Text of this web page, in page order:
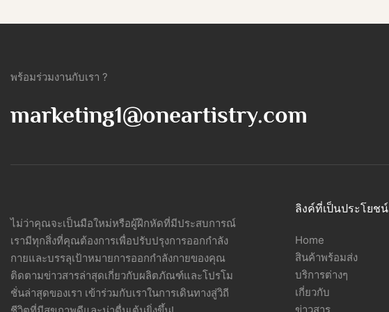
พร้อมร่วมงานกับเรา ?
marketing1@oneartistry.com
ไม่ว่าคุณจะเป็นมือใหม่หรือผู้ฝึกหัดที่มีประสบการณ์
เรามีทุกสิ่งที่คุณต้องการเพื่อปรับปรุงการออกกำลัง
กายและบรรลุเป้าหมายการออกกำลังกายของคุณ
ติดตามข่าวสารล่าสุดเกี่ยวกับผลิตภัณฑ์และโปรโม
ชั่นล่าสุดของเรา เข้าร่วมกับเราในการเดินทางสู่วิถี
ลิงค์ที่เป็นประโยชน์
Home
สินค้าพร้อมส่ง
บริการต่างๆ
เกี่ยวกับ